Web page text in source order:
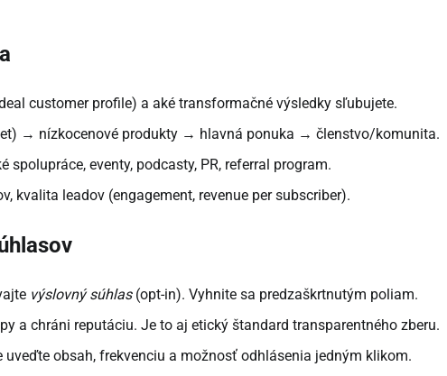
customer profile) a aké transformačné výsledky sľubujete.
→ nízkocenové produkty → hlavná ponuka → členstvo/komunita.
spolupráce, eventy, podcasty, PR, referral program.
kvalita leadov (engagement, revenue per subscriber).
výslovný súhlas(opt-in). Vyhnite sa predzaškrtnutým poliam.
a chráni reputáciu. Je to aj etický štandard transparentného zberu.
obsah, frekvenciu a možnosť odhlásenia jedným klikom.